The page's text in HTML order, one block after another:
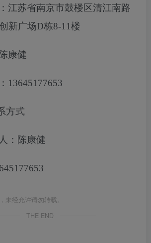
江苏省南京市鼓楼区清江南路
新广场D栋8-11楼
康健
13645177653
方式
：陈康健
未经允许请勿转载。
THE END